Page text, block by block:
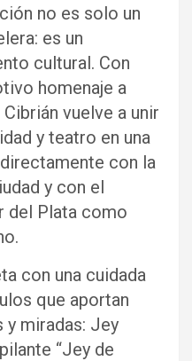
no es solo un
es un
cultural. Con
homenaje a
vuelve a unir
y teatro en una
con la
y con el
del Plata como
con una cuidada
que aportan
y miradas: Jey
“Jey de